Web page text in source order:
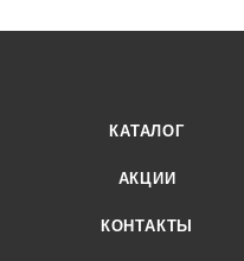
КАТАЛОГ
АКЦИИ
КОНТАКТЫ